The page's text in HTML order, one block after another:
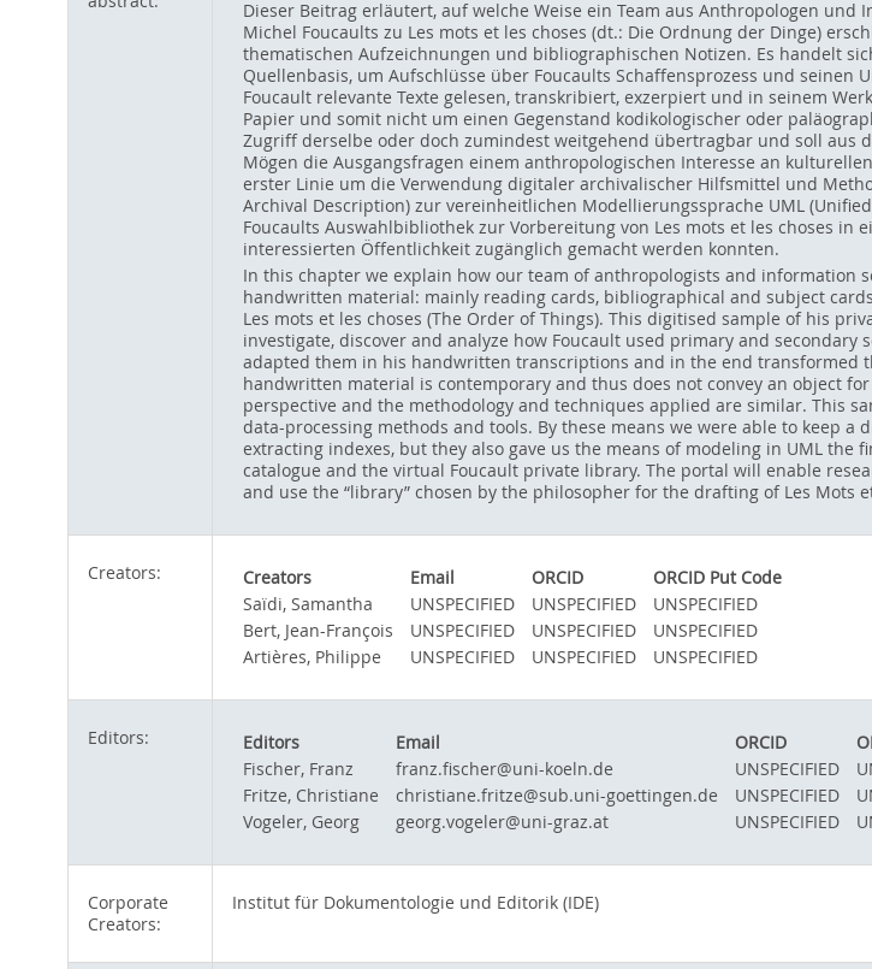
Dieser Beitrag erläutert, auf welche Weise ein Team aus Anthropologen
Michel Foucaults zu Les mots et les choses (dt.: Die Ordnung der Dinge)
thematischen Aufzeichnungen und bibliographischen Notizen. Es handelt
Quellenbasis, um Aufschlüsse über Foucaults Schaffensprozess und
Foucault relevante Texte gelesen, transkribiert, exzerpiert und in seinem
Papier und somit nicht um einen Gegenstand kodikologischer oder
Zugriff derselbe oder doch zumindest weitgehend übertragbar und soll aus
Mögen die Ausgangsfragen einem anthropologischen Interesse an
erster Linie um die Verwendung digitaler archivalischer Hilfsmittel und
Archival Description) zur vereinheitlichen Modellierungssprache UML
Foucaults Auswahlbibliothek zur Vorbereitung von Les mots et les choses
interessierten Öffentlichkeit zugänglich gemacht werden konnten.
In this chapter we explain how our team of anthropologists and information
handwritten material: mainly reading cards, bibliographical and subject
Les mots et les choses (The Order of Things). This digitised sample of his
investigate, discover and analyze how Foucault used primary and
adapted them in his handwritten transcriptions and in the end transformed
handwritten material is contemporary and thus does not convey an object
perspective and the methodology and techniques applied are similar. This
data-processing methods and tools. By these means we were able to keep
extracting indexes, but they also gave us the means of modeling in UML
catalogue and the virtual Foucault private library. The portal will enable
and use the “library” chosen by the philosopher for the drafting of Les Mots
Creators: Creators Email ORCID
ORCID Put Code
Saïdi, Samantha
UNSPECIFIED UNSPECIFIED
UNSPECIFIED
Bert, Jean-François
UNSPECIFIED UNSPECIFIED
UNSPECIFIED
Artières, Philippe
UNSPECIFIED UNSPECIFIED UNSPECIFIED
Editors: Editors Email ORCID
Fischer, Franz
franz.fischer@uni-koeln.de UNSPECIFIED
Fritze, Christiane
christiane.fritze@sub.uni-goettingen.de UNSPECIFIED
Vogeler, Georg
georg.vogeler@uni-graz.at UNSPECIFIED
Corporate
Creators:
Institut für Dokumentologie und Editorik (IDE)